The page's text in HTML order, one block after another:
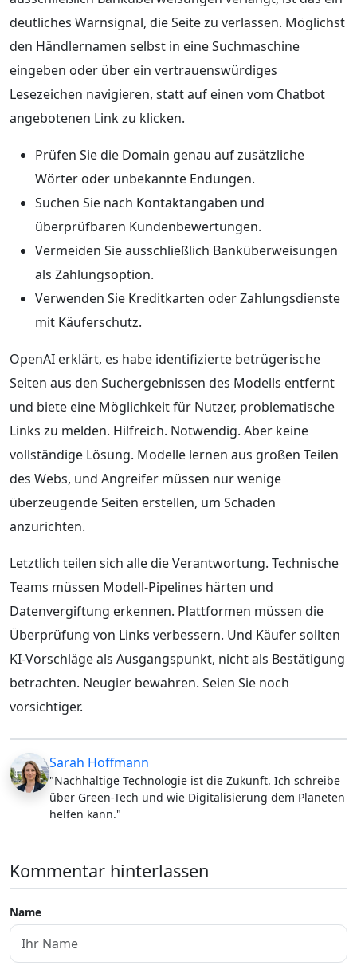
deutliches Warnsignal, die Seite zu verlassen. Möglichst
den Händlernamen selbst in eine Suchmaschine
eingeben oder über ein vertrauenswürdiges
Lesezeichen navigieren, statt auf einen vom Chatbot
angebotenen Link zu klicken.
Prüfen Sie die Domain genau auf zusätzliche
Wörter oder unbekannte Endungen.
Suchen Sie nach Kontaktangaben und
überprüfbaren Kundenbewertungen.
Vermeiden Sie ausschließlich Banküberweisungen
als Zahlungsoption.
Verwenden Sie Kreditkarten oder Zahlungsdienste
mit Käuferschutz.
OpenAI erklärt, es habe identifizierte betrügerische
Seiten aus den Suchergebnissen des Modells entfernt
und biete eine Möglichkeit für Nutzer, problematische
Links zu melden. Hilfreich. Notwendig. Aber keine
vollständige Lösung. Modelle lernen aus großen Teilen
des Webs, und Angreifer müssen nur wenige
überzeugende Seiten erstellen, um Schaden
anzurichten.
Letztlich teilen sich alle die Verantwortung. Technische
Teams müssen Modell-Pipelines härten und
Datenvergiftung erkennen. Plattformen müssen die
Überprüfung von Links verbessern. Und Käufer sollten
KI-Vorschläge als Ausgangspunkt, nicht als Bestätigung
betrachten. Neugier bewahren. Seien Sie noch
vorsichtiger.
Sarah Hoffmann
"Nachhaltige Technologie ist die Zukunft. Ich schreibe
über Green-Tech und wie Digitalisierung dem Planeten
helfen kann."
Kommentar hinterlassen
Name